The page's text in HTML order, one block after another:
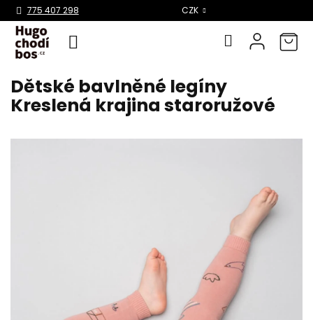
Přejít
obsah
775 407 298 CZK
Dětské bavlněné legíny
Kreslená krajina staroružové